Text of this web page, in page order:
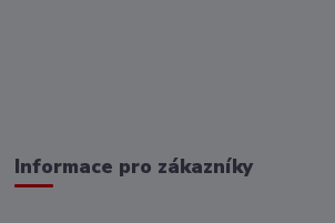
Informace pro zákazníky